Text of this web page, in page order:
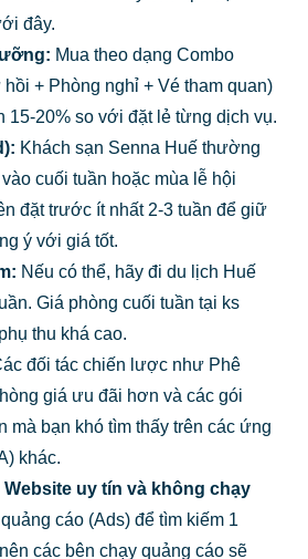
đây.
Mua theo dạng Combo
+ Phòng nghỉ + Vé tham quan)
15-20% so với đặt lẻ từng dịch vụ.
Khách sạn Senna Huế thường
cuối tuần hoặc mùa lễ hội
đặt trước ít nhất 2-3 tuần để giữ
ý với giá tốt.
Nếu có thể, hãy đi du lịch Huế
Giá phòng cuối tuần tại ks
thu khá cao.
đối tác chiến lược như Phê
giá ưu đãi hơn và các gói
mà bạn khó tìm thấy trên các ứng
khác.
uy tín và không chạy
cáo (Ads) để tìm kiếm 1
các bên chạy quảng cáo sẽ